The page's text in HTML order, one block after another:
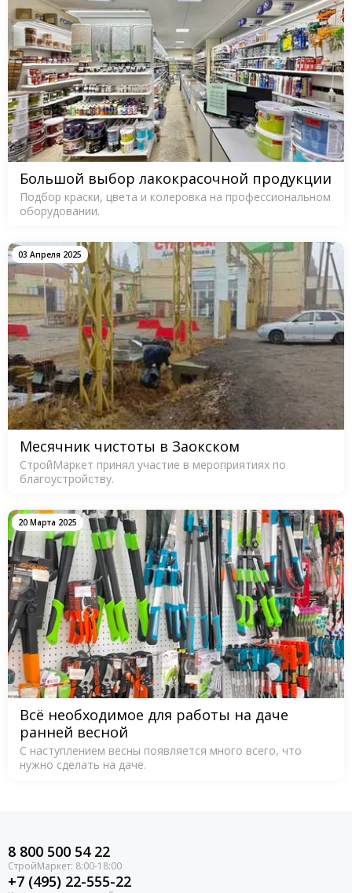
Большой выбор лакокрасочной продукции
Подбор краски, цвета и колеровка на профессиональном
оборудовании.
03 Апреля 2025
Месячник чистоты в Заокском
СтройМаркет принял участие в мероприятиях по
благоустройству.
20 Марта 2025
Всё необходимое для работы на даче
ранней весной
С наступлением весны появляется много всего, что
нужно сделать на даче.
8 800 500 54 22
+7 (495) 22-555-22